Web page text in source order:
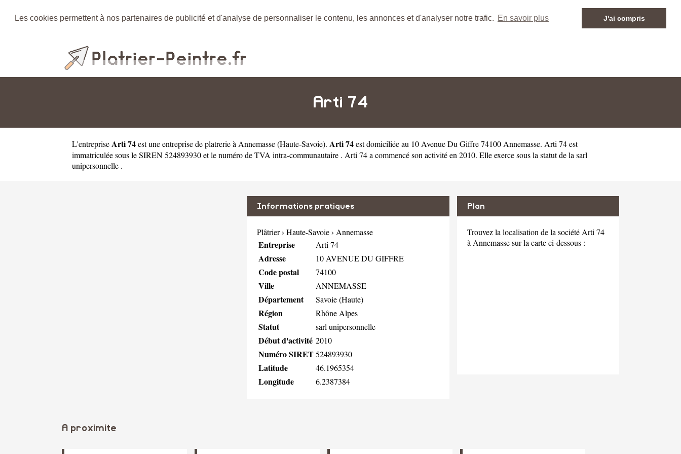
Les cookies permettent à nos partenaires de publicité et d'analyse de personnaliser le contenu, les annonces et d'analyser notre trafic. En savoir plus J'ai compris
Arti 74
L'entreprise Arti 74est uneentreprise de platrerie à Annemasse(Haute-Savoie). Arti 74est domiciliée au 10 Avenue Du Giffre 74100 Annemasse. Arti 74 est
immatriculée sous le SIREN 524893930 et le numéro de TVA intra-communautaire . Arti 74 a commencé son activité en 2010. Elle exerce sous la statut de la sarl
unipersonnelle .
Informations pratiques
Plâtrier› Haute-Savoie› Annemasse
Entreprise Arti 74
Adresse 10 AVENUE DU GIFFRE
Code postal 74100
Ville ANNEMASSE
Département Savoie (Haute)
Région Rhône Alpes
Statut sarl unipersonnelle
Début d'activité 2010
Numéro SIRET524893930
Latitude 46.1965354
Longitude 6.2387384
Plan
Trouvez la localisation de la société Arti 74
à Annemasse sur la carte ci-dessous :
A proximite